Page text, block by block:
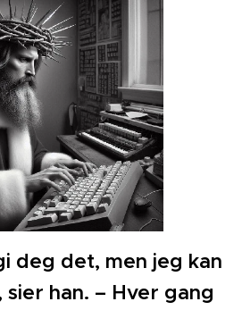
deg det, men jeg kan
han. – Hver gang